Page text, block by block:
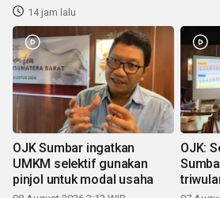
14 jam lalu
OJK Sumbar ingatkan
UMKM selektif gunakan
pinjol untuk modal usaha
OJK: